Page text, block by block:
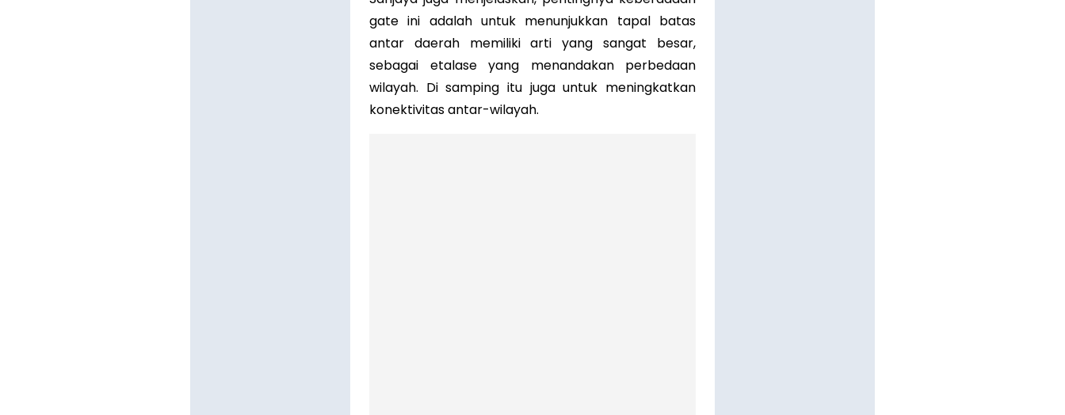
gate ini adalah untuk menunjukkan tapal batas
antar daerah memiliki arti yang sangat besar,
sebagai etalase yang menandakan perbedaan
wilayah. Di samping itu juga untuk meningkatkan
konektivitas antar-wilayah.